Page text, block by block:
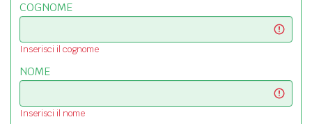
COGNOME
Inserisci il cognome
NOME
Inserisci il nome